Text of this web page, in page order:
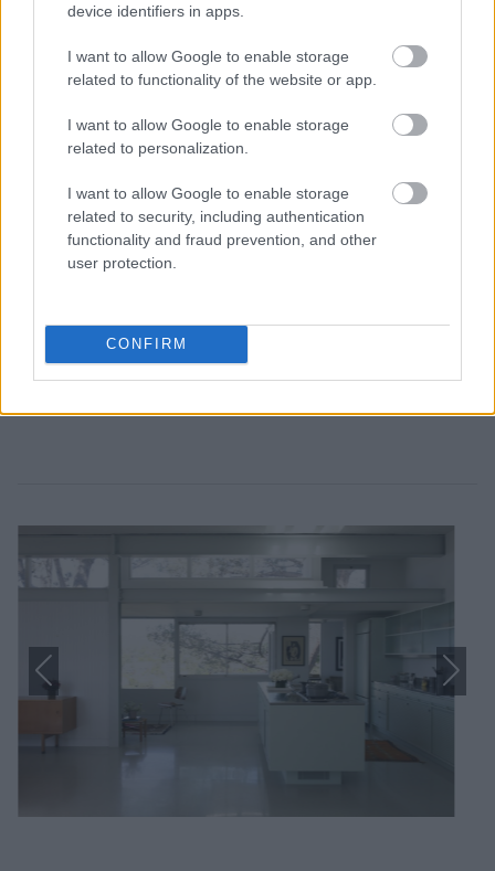
device identifiers in apps.
I want to allow Google to enable storage
related to functionality of the website or app.
I want to allow Google to enable storage
related to personalization.
I want to allow Google to enable storage
related to security, including authentication
functionality and fraud prevention, and other
user protection.
CONFIRM